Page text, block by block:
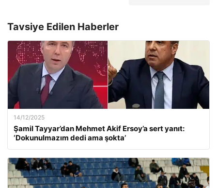
Tavsiye Edilen Haberler
14/12/2025
Şamil Tayyar’dan Mehmet Akif Ersoy’a sert yanıt:
‘Dokunulmazım dedi ama şokta’